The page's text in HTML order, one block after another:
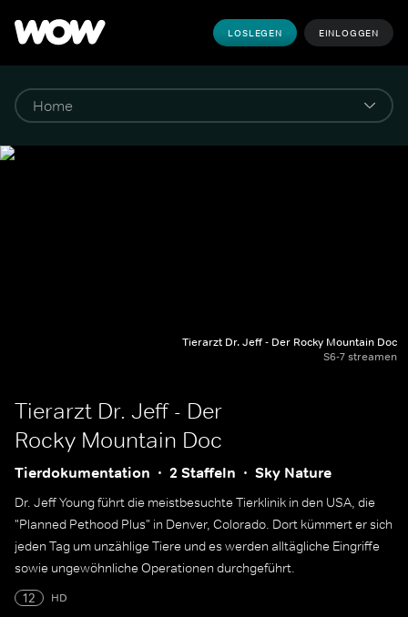
LOSLEGEN EINLOGGEN
Tierarzt Dr. Jeff - Der Rocky Mountain Doc
S6-7 streamen
Tierarzt Dr. Jeff - Der
Rocky Mountain Doc
Tierdokumentation 2 Staffeln Sky Nature
Dr. Jeff Young führt die meistbesuchte Tierklinik in den USA, die
"Planned Pethood Plus" in Denver, Colorado. Dort kümmert er sich
jeden Tag um unzählige Tiere und es werden alltägliche Eingriffe
sowie ungewöhnliche Operationen durchgeführt.
12
HD